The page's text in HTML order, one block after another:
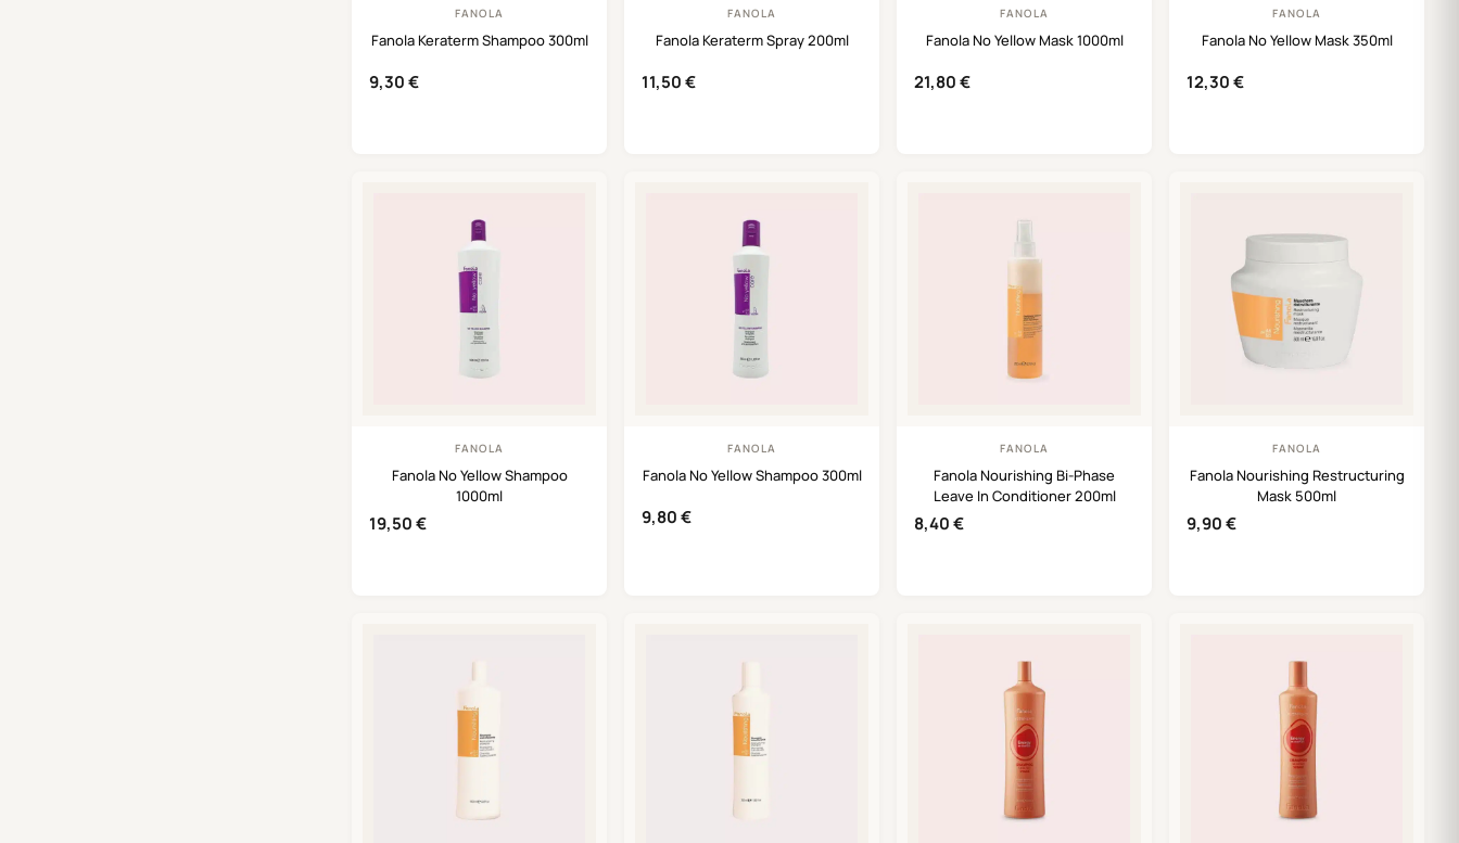
FANOLA
Fanola Keraterm Shampoo 300ml
9,30€
FANOLA
Fanola Keraterm Spray 200ml
11,50€
FANOLA
Fanola No Yellow Mask 1000ml
21,80€
FANOLA
Fanola No Yellow Mask 350ml
12,30€
FANOLA
Fanola No Yellow Shampoo
1000ml
19,50€
FANOLA
Fanola No Yellow Shampoo 300ml
9,80€
FANOLA
Fanola Nourishing Bi-Phase
Leave In Conditioner 200ml
8,40€
FANOLA
Fanola Nourishing Restructuring
Mask 500ml
9,90€